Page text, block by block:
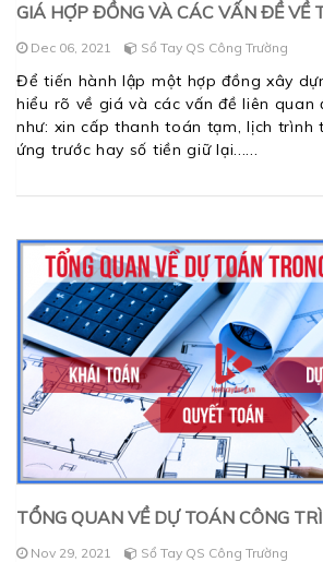
GIÁ HỢP ĐỒNG VÀ CÁC VẤN ĐỀ VỀ
Dec 06, 2021 Sổ Tay QS Công Trường
Để tiến hành lập một hợp đồng xây
hiểu rõ về giá và các vấn đề liên quan
như: xin cấp thanh toán tạm, lịch trình
ứng trước hay số tiền giữ lại...
TỔNG QUAN VỀ DỰ TOÁN CÔNG
Nov 29, 2021 Sổ Tay QS Công Trường